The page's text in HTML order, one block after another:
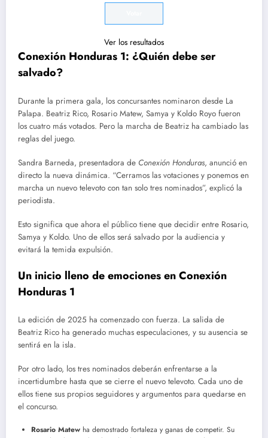
Ver los resultados
Conexión Honduras 1: ¿Quién debe ser
salvado?
Durante la primera gala, los concursantes nominaron desde La
Palapa. Beatriz Rico, Rosario Matew, Samya y Koldo Royo fueron
los cuatro más votados. Pero la marcha de Beatriz ha cambiado las
reglas del juego.
Sandra Barneda, presentadora de Conexión Honduras, anunció en
directo la nueva dinámica. “Cerramos las votaciones y ponemos en
marcha un nuevo televoto con tan solo tres nominados”, explicó la
periodista.
Esto significa que ahora el público tiene que decidir entre Rosario,
Samya y Koldo. Uno de ellos será salvado por la audiencia y
evitará la temida expulsión.
Un inicio lleno de emociones en Conexión
Honduras 1
La edición de 2025 ha comenzado con fuerza. La salida de
Beatriz Rico ha generado muchas especulaciones, y su ausencia se
sentirá en la isla.
Por otro lado, los tres nominados deberán enfrentarse a la
incertidumbre hasta que se cierre el nuevo televoto. Cada uno de
ellos tiene sus propios seguidores y argumentos para quedarse en
el concurso.
Rosario Matew ha demostrado fortaleza y ganas de competir. Su